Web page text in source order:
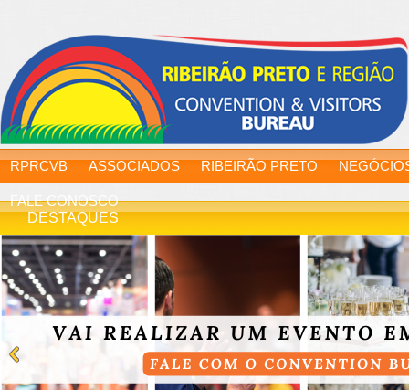
RPRCVB ASSOCIADOS RIBEIRÃO PRETO
FALE CONOSCO
DESTAQUES